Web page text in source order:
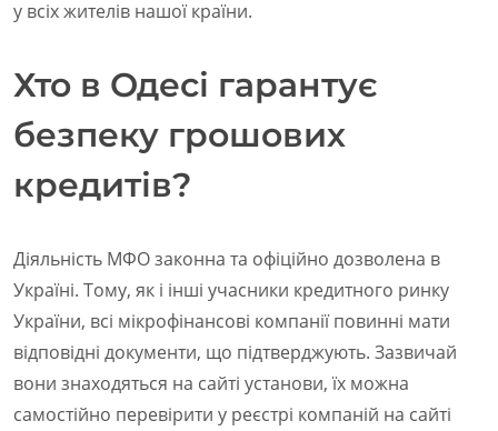
у всіх жителів нашої країни.
Хто в Одесі гарантує
безпеку грошових
кредитів?
Діяльність МФО законна та офіційно дозволена в
Україні. Тому, як і інші учасники кредитного ринку
України, всі мікрофінансові компанії повинні мати
відповідні документи, що підтверджують. Зазвичай
вони знаходяться на сайті установи, їх можна
самостійно перевірити у реєстрі компаній на сайті